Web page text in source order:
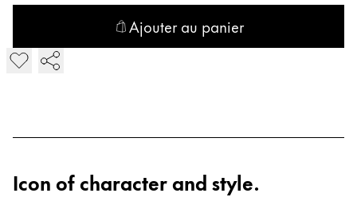
Design
Responsabilité
Esprit pionnier
Carrière
À propos de votre commande
Créer un compte
Créer un compte
Ajouter au panier
Ajouter LAMY imporium Stylo-bille
Icon of character and style.